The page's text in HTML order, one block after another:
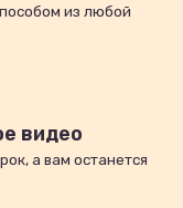
из любой
видео
а вам останется